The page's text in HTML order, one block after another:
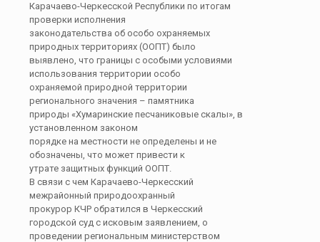
Карачаево-Черкесской Республики по итогам
проверки исполнения
законодательства об особо охраняемых
природных территориях (ООПТ) было
выявлено, что границы с особыми условиями
использования территории особо
охраняемой природной территории
регионального значения – памятника
природы «Хумаринские песчаниковые скалы», в
установленном законом
порядке на местности не определены и не
обозначены, что может привести к
утрате защитных функций ООПТ.
В связи с чем Карачаево-Черкесский
межрайонный природоохранный
прокурор КЧР обратился в Черкесский
городской суд с исковым заявлением, о
проведении региональным министерством